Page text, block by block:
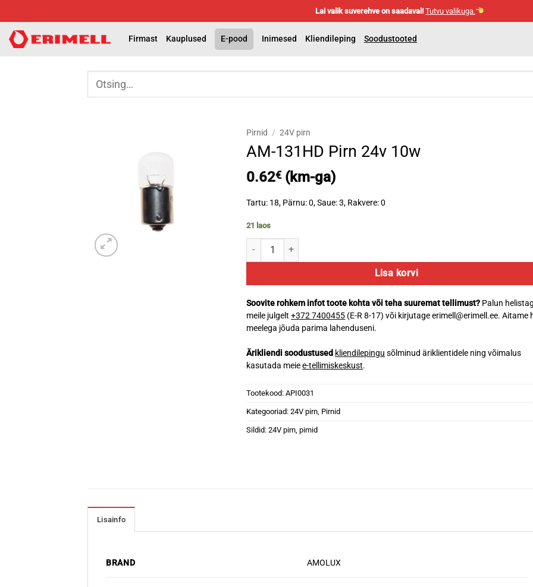
to
content
Lai valik suverehve on saadaval! Tutvu valikuga.
Firmast Kauplused E-pood Inimesed Kliendileping Soodustooted
Otsi:
Pirnid / 24V pirn
AM-131HD Pirn 24v 10w
0.62€(km-ga)
Tartu: 18, Pärnu: 0, Saue: 3, Rakvere: 0
21 laos
AM-131HD Pirn 24v 10w kogus
Lisa korvi
Soovite rohkem infot toote kohta või teha suuremat tellimust? Palun
meile julgelt+372 7400455 (E-R 8-17) või kirjutage erimell@erimell.ee. Aitame
meelega jõuda parima lahenduseni.
Ärikliendi soodustused kliendilepingu sõlminud äriklientidele ning võimalus
kasutada meiee-tellimiskeskust.
Tootekood:API0031
Kategooriad:24V pirn, Pirnid
Sildid:24V pirn,pirnid
Lisainfo
BRAND AMOLUX